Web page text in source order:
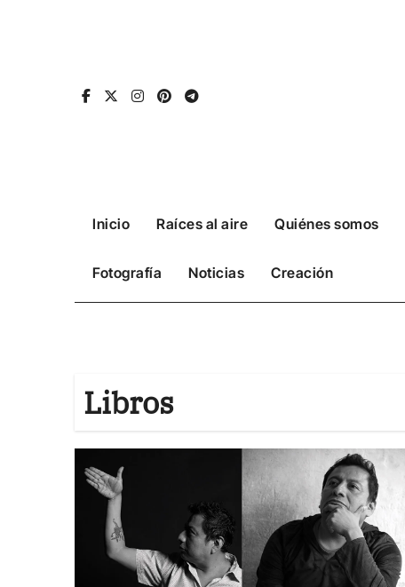
Inicio Raíces al aire Quiénes somos
Fotografía Noticias Creación
Libros